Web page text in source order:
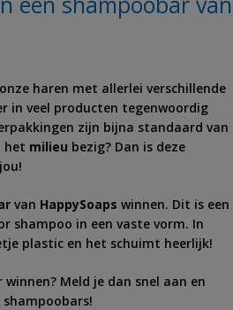
haren met allerlei verschillende
in veel producten tegenwoordig
zijn bijna standaard van
het milieu bezig? Dan is deze
van HappySoaps winnen. Dit is een
shampoo in een vaste vorm. In
plastic en het schuimt heerlijk!
Meld je dan snel aan en
shampoobars!